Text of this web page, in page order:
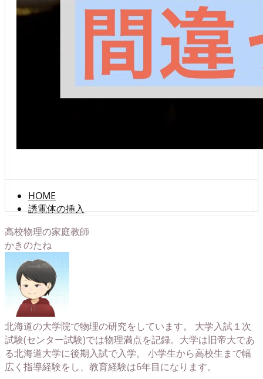
HOME
誘電体の挿入
高校物理の家庭教師
かきのたね
北海道の大学院で物理の研究をしています。 大学入試１次
試験(センター試験)では物理満点を記録。大学は旧帝大であ
る北海道大学に後期入試で入学。 小学生から高校生まで幅
広く指導経験をし、教育経験は6年目になります。